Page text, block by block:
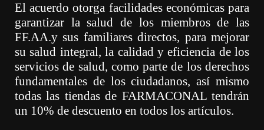
El acuerdo otorga facilidades económicas para
garantizar la salud de los miembros de las
FF.AA.y sus familiares directos, para mejorar
su salud integral, la calidad y eficiencia de los
servicios de salud, como parte de los derechos
fundamentales de los ciudadanos, así mismo
todas las tiendas de FARMACONAL tendrán
un 10% de descuento en todos los artículos.